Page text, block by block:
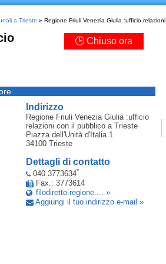
a Trieste » Regione Friuli Venezia Giulia :ufficio relazioni
🕒 Chiuso ora
Indirizzo
Regione Friuli Venezia Giulia :ufficio
relazioni con il pubblicoa Trieste
Piazza dell'Unità d'Italia 1
34100 Trieste
Dettagli di contatto
040 3773634*
Fax.: 3773614
filodiretto.regione.... »
Aggiungi il tuo indirizzo e-mail »